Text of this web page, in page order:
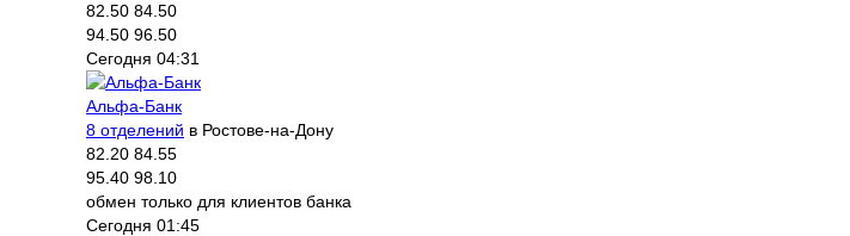
82.50 84.50
94.50 96.50
Сегодня 04:31
Альфа-Банк
8 отделений в Ростове-на-Дону
82.20 84.55
95.40 98.10
обмен только для клиентов банка
Сегодня 01:45